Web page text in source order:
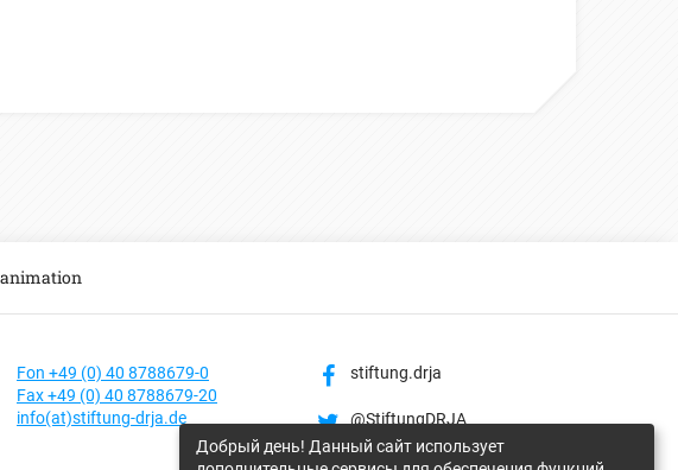
Fon +49 (0) 40 8788679-0
Fax +49 (0) 40 8788679-20
info(at)stiftung-drja.de
stiftung.drja
@StiftungDRJA
stiftung_drja
Добрый день! Данный сайт использует